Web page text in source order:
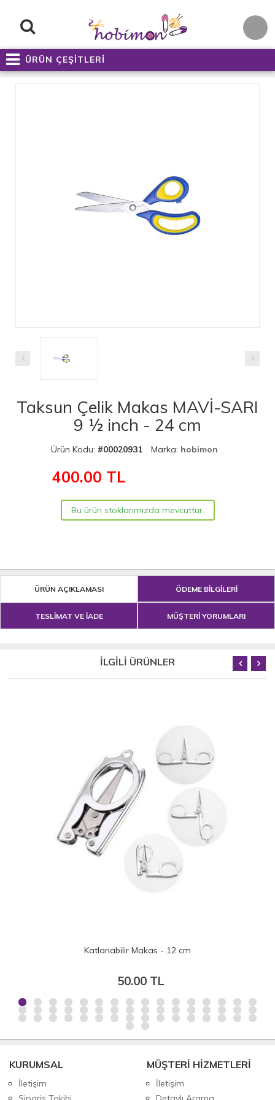
ÜRÜN ÇEŞİTLERİ
Taksun Çelik Makas MAVİ-SARI
9 ½ inch - 24 cm
Ürün Kodu: #00020931 Marka: hobimon
400.00 TL
Bu ürün stoklarımızda mevcuttur.
ÜRÜN AÇIKLAMASI ÖDEME BİLGİLERİ
TESLİMAT VE İADE MÜŞTERİ YORUMLARI
İLGİLİ ÜRÜNLER
Katlanabilir Makas - 12 cm
50.00 TL
KURUMSAL
İletişim
MÜŞTERİ HİZMETLERİ
İletişim